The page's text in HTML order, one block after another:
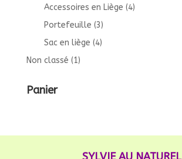
Accessoires en Liège (4)
Portefeuille (3)
Sac en liège (4)
Non classé (1)
Panier